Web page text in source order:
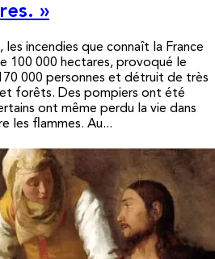
»
incendies que connaît la France
100 000 hectares, provoqué le
000 personnes et détruit de très
forêts. Des pompiers ont été
ont même perdu la vie dans
les flammes. Au...